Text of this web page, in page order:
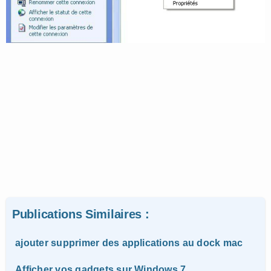
Publications Similaires :
ajouter supprimer des applications au dock mac